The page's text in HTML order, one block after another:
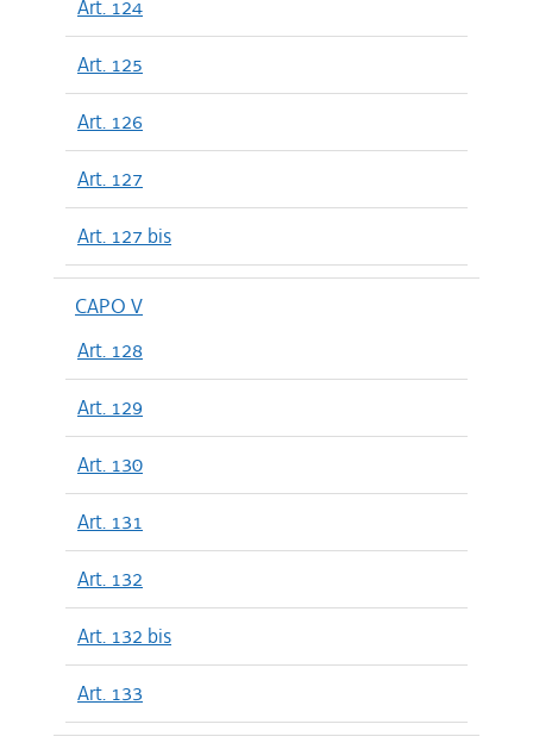
Art. 124
Art. 125
Art. 126
Art. 127
Art. 127 bis
CAPO V
Art. 128
Art. 129
Art. 130
Art. 131
Art. 132
Art. 132 bis
Art. 133